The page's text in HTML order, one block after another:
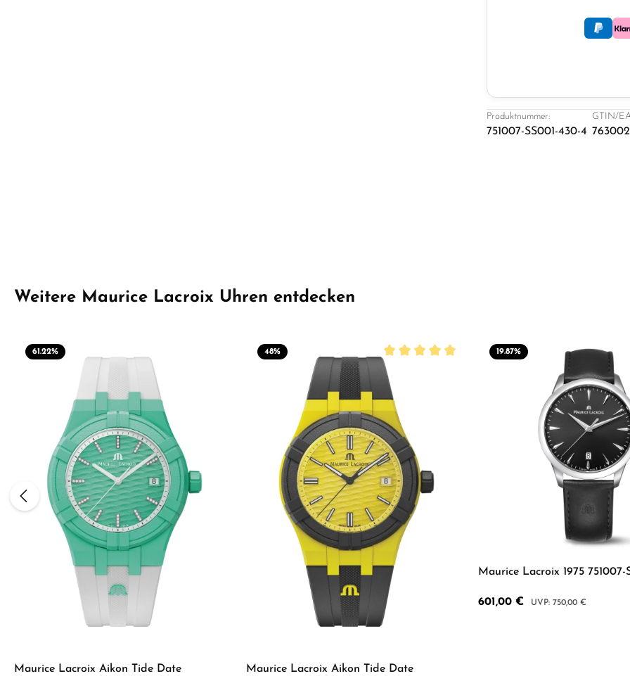
Produktnummer:
751007-SS001-430-4
GTIN/
Produktgalerie überspringen
Weitere Maurice Lacroix Uhren entdecken
61.22%
Maurice Lacroix Aikon Tide Date
48%
Durchschnittliche Bewertung von 5 von 5 Sternen
Maurice Lacroix Aikon Tide Date
19.87%
Maurice Lacroix 1975 751007-
Verkaufspreis:
601,00 € Regulärer Preis:
750,00 €